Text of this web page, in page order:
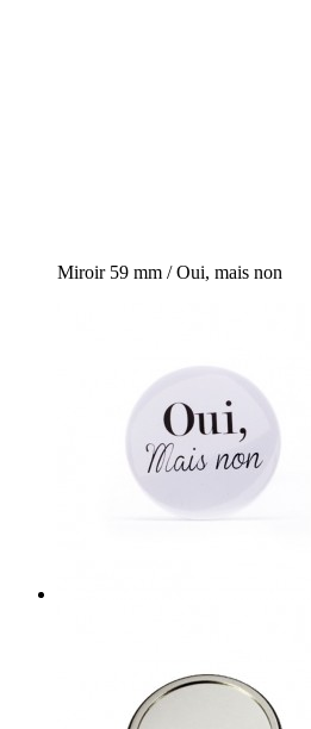
Miroir 59 mm / Oui, mais non